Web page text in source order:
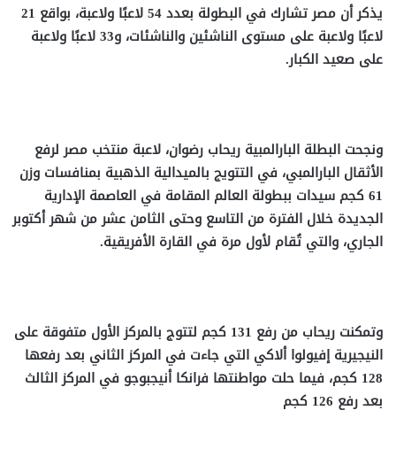
يذكر أن مصر تشارك في البطولة بعدد 54 لاعبًا ولاعبة، بواقع 21
لاعبًا ولاعبة على مستوى الناشئين والناشئات، و33 لاعبًا ولاعبة
على صعيد الكبار.
ونجحت البطلة البارالمبية ريحاب رضوان، لاعبة منتخب مصر لرفع
الأثقال البارالمبي، في التتويج بالميدالية الذهبية بمنافسات وزن
61 كجم سيدات ببطولة العالم المقامة في العاصمة الإدارية
الجديدة خلال الفترة من التاسع وحتى الثامن عشر من شهر أكتوبر
الجاري، والتي تُقام لأول مرة في القارة الأفريقية.
وتمكنت ريحاب من رفع 131 كجم لتتوج بالمركز الأول متفوقة على
النيجيرية إفيولوا ألاكي التي جاءت في المركز الثاني بعد رفعها
128 كجم، فيما حلت مواطنتها فرانكا أنيجبوجو في المركز الثالث
بعد رفع 126 كجم